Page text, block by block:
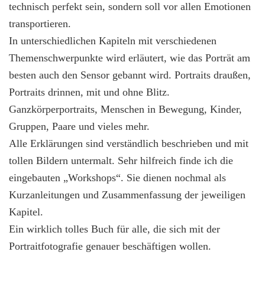
technisch perfekt sein, sondern soll vor allen Emotionen
transportieren.
In unterschiedlichen Kapiteln mit verschiedenen
Themenschwerpunkte wird erläutert, wie das Porträt am
besten auch den Sensor gebannt wird. Portraits draußen,
Portraits drinnen, mit und ohne Blitz.
Ganzkörperportraits, Menschen in Bewegung, Kinder,
Gruppen, Paare und vieles mehr.
Alle Erklärungen sind verständlich beschrieben und mit
tollen Bildern untermalt. Sehr hilfreich finde ich die
eingebauten „Workshops“. Sie dienen nochmal als
Kurzanleitungen und Zusammenfassung der jeweiligen
Kapitel.
Ein wirklich tolles Buch für alle, die sich mit der
Portraitfotografie genauer beschäftigen wollen.